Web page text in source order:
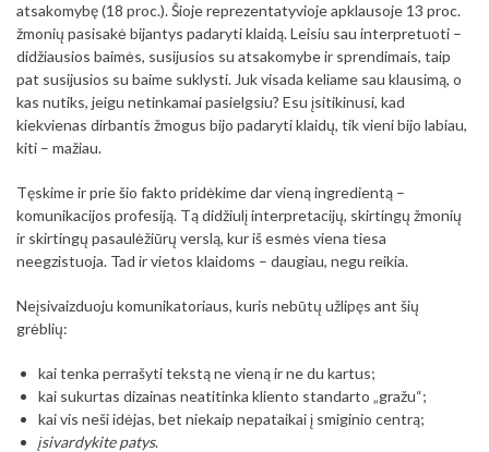
atsakomybę (18 proc.). Šioje reprezentatyvioje apklausoje 13 proc.
žmonių pasisakė bijantys padaryti klaidą. Leisiu sau interpretuoti –
didžiausios baimės, susijusios su atsakomybe ir sprendimais, taip
pat susijusios su baime suklysti. Juk visada keliame sau klausimą, o
kas nutiks, jeigu netinkamai pasielgsiu? Esu įsitikinusi, kad
kiekvienas dirbantis žmogus bijo padaryti klaidų, tik vieni bijo labiau,
kiti – mažiau.
Tęskime ir prie šio fakto pridėkime dar vieną ingredientą –
komunikacijos profesiją. Tą didžiulį interpretacijų, skirtingų žmonių
ir skirtingų pasaulėžiūrų verslą, kur iš esmės viena tiesa
neegzistuoja. Tad ir vietos klaidoms – daugiau, negu reikia.
Neįsivaizduoju komunikatoriaus, kuris nebūtų užlipęs ant šių
grėblių:
kai tenka perrašyti tekstą ne vieną ir ne du kartus;
kai sukurtas dizainas neatitinka kliento standarto „gražu“;
kai vis neši idėjas, bet niekaip nepataikai į smiginio centrą;
įsivardykite patys.